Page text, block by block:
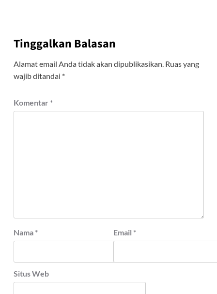
Tinggalkan Balasan
Alamat email Anda tidak akan dipublikasikan. Ruas yang
wajib ditandai *
Komentar *
Nama * Email *
Situs Web